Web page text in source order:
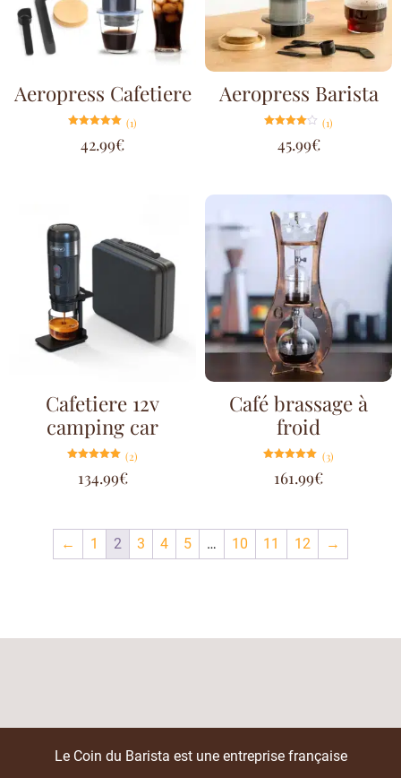
Aeropress Cafetiere
5.00
sur 5
(1)
42.99€
Aeropress Barista
4.00
sur 5
(1)
45.99€
Cafetiere 12v
camping car
5.00
sur 5
(2)
134.99€
Café brassage à
froid
5.00
sur 5
(3)
161.99€
← 1 2 3 4 5 … 10 11 12 →
Le Coin du Barista est une entreprise française